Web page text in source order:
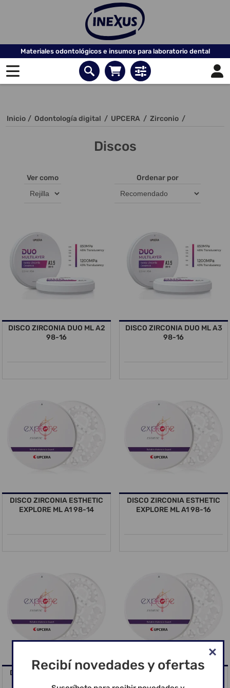
Materiales odontológicos e insumos para laboratorio dental
Inicio / Odontología digital / UPCERA / Zirconio /
Discos
Ver como Ordenar por
DISCO ZIRCONIA DUO ML A2
98-16
DISCO ZIRCONIA DUO ML A3
98-16
DISCO ZIRCONIA ESTHETIC
EXPLORE ML A1 98-14
DISCO ZIRCONIA ESTHETIC
EXPLORE ML A1 98-16
DISCO ZIRCONIA ESTHETIC
DISCO ZIRCONIA ESTHETIC
Recibí novedades y ofertas